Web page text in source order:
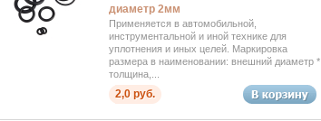
диаметр 2мм
Применяется в автомобильной,
инструментальной и иной технике для
уплотнения и иных целей. Маркировка
размера в наименовании: внешний диаметр *
толщина,...
2,0 руб.